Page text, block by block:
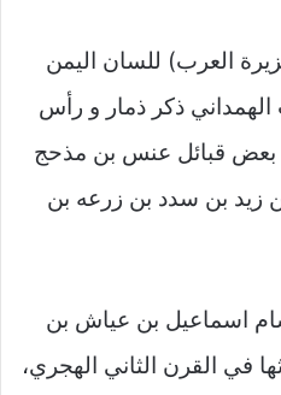
العرب) للسان اليمن
ذكر ذمار و رأس
بعض قبائل عنس بن مذحج
زيد بن سدد بن زرعه بن
اسماعيل بن عياش بن
في القرن الثاني الهجري،